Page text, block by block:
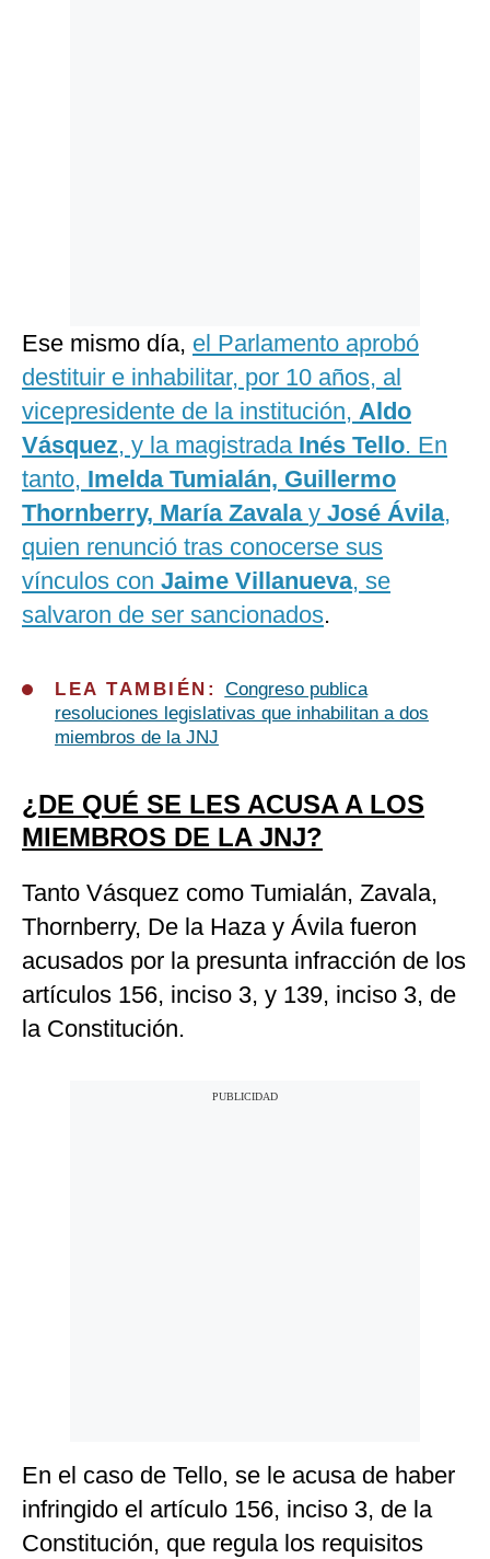
Ese mismo día, el Parlamento aprobó
destituir e inhabilitar, por 10 años, al
vicepresidente de la institución, Aldo
Vásquez, y la magistrada Inés Tello. En
tanto, Imelda Tumialán, Guillermo
Thornberry, María Zavala y José Ávila,
quien renunció tras conocerse sus
vínculos con Jaime Villanueva, se
salvaron de ser sancionados.
LEA TAMBIÉN: Congreso publica
resoluciones legislativas que inhabilitan a dos
miembros de la JNJ
¿DE QUÉ SE LES ACUSA A LOS
MIEMBROS DE LA JNJ?
Tanto Vásquez como Tumialán, Zavala,
Thornberry, De la Haza y Ávila fueron
acusados por la presunta infracción de los
artículos 156, inciso 3, y 139, inciso 3, de
la Constitución.
En el caso de Tello, se le acusa de haber
infringido el artículo 156, inciso 3, de la
Constitución, que regula los requisitos